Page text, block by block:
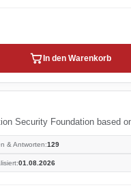
In den Warenkorb
Security Foundation based
& Antworten:129
01.08.2026